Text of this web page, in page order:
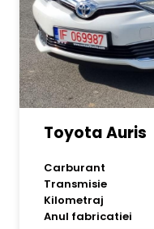
Toyota Auris
Carburant
Transmisie
Kilometraj
Anul fabricatiei